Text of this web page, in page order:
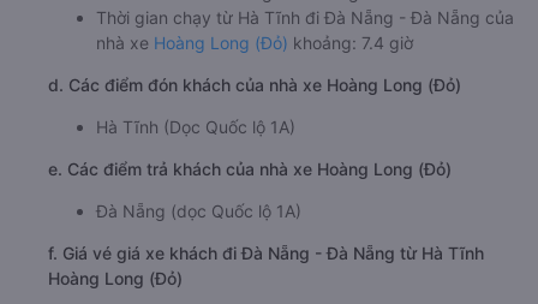
Thời gian chạy từ Hà Tĩnh đi Đà Nẵng - Đà Nẵng của
nhà xe Hoàng Long (Đỏ) khoảng: 7.4 giờ
d. Các điểm đón khách của nhà xe Hoàng Long (Đỏ)
Hà Tĩnh (Dọc Quốc lộ 1A)
e. Các điểm trả khách của nhà xe Hoàng Long (Đỏ)
Đà Nẵng (dọc Quốc lộ 1A)
f. Giá vé giá xe khách đi Đà Nẵng - Đà Nẵng từ Hà Tĩnh
Hoàng Long (Đỏ)